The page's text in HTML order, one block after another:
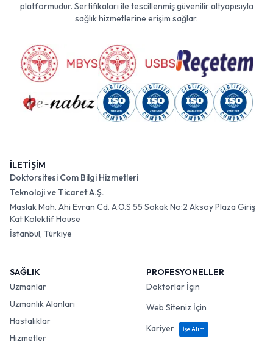
platformudur. Sertifikaları ile tescillenmiş güvenilir altyapısıyla
sağlık hizmetlerine erişim sağlar.
İLETİŞİM
Doktorsitesi Com Bilgi Hizmetleri
Teknoloji ve Ticaret A.Ş.
Maslak Mah. Ahi Evran Cd. A.O.S 55 Sokak No:2 Aksoy Plaza Giriş
Kat Kolektif House
İstanbul, Türkiye
SAĞLIK
Uzmanlar
Uzmanlık Alanları
Hastalıklar
Hizmetler
PROFESYONELLER
Doktorlar İçin
Web Siteniz İçin
Kariyer
İşe Alım